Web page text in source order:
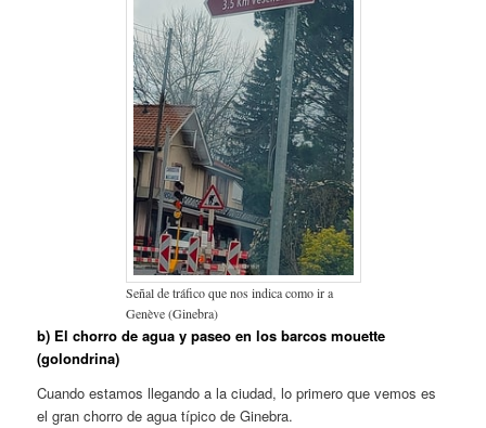
Señal de tráfico que nos indica como ir a
Genève (Ginebra)
b) El chorro de agua y paseo en los barcos mouette
(golondrina)
Cuando estamos llegando a la ciudad, lo primero que vemos es
el gran chorro de agua típico de Ginebra.